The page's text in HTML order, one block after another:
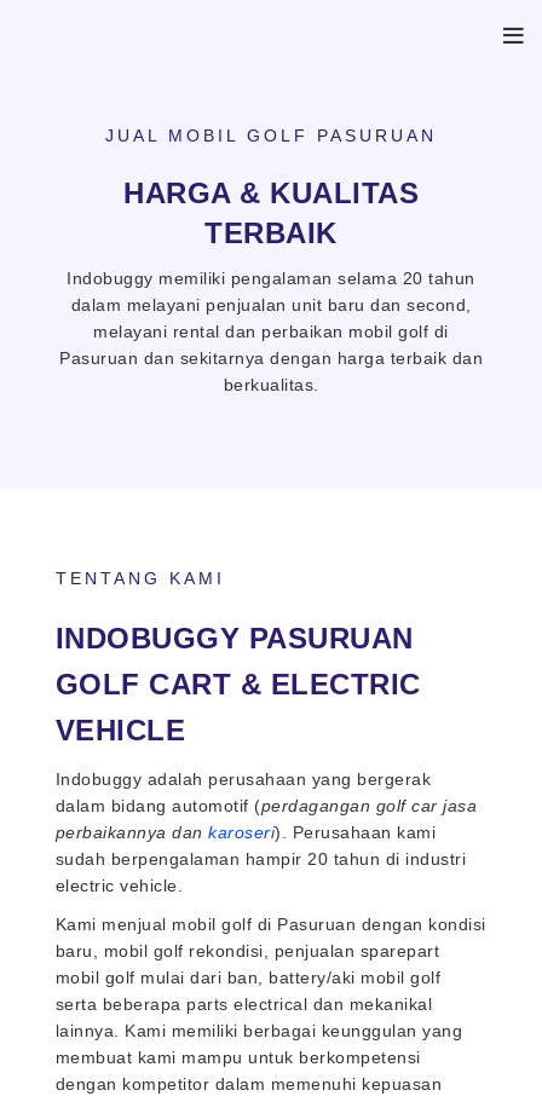
JUAL MOBIL GOLF PASURUAN
HARGA & KUALITAS
TERBAIK
Indobuggy memiliki pengalaman selama 20 tahun
dalam melayani penjualan unit baru dan second,
melayani rental dan perbaikan mobil golf di
Pasuruan dan sekitarnya dengan harga terbaik dan
berkualitas.
TENTANG KAMI
INDOBUGGY PASURUAN
GOLF CART & ELECTRIC
VEHICLE
Indobuggy adalah perusahaan yang bergerak
dalam bidang automotif (perdagangan golf car jasa
perbaikannya dankaroseri). Perusahaan kami
sudah berpengalaman hampir 20 tahun di industri
electric vehicle.
Kami menjual mobil golf di Pasuruan dengan kondisi
baru, mobil golf rekondisi, penjualan sparepart
mobil golf mulai dari ban, battery/aki mobil golf
serta beberapa parts electrical dan mekanikal
lainnya. Kami memiliki berbagai keunggulan yang
membuat kami mampu untuk berkompetensi
dengan kompetitor dalam memenuhi kepuasan